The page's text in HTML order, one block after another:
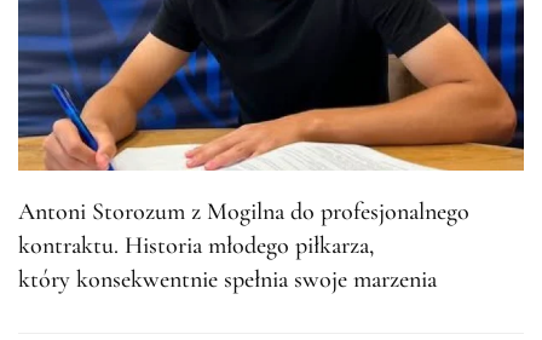
Antoni Storozum z Mogilna do profesjonalnego
kontraktu. Historia młodego piłkarza,
który konsekwentnie spełnia swoje marzenia